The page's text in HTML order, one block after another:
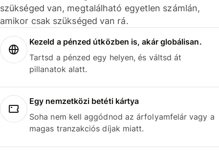
szükséged van, megtalálható egyetlen számlán,
amikor csak szükséged van rá.
Kezeld a pénzed útközben is, akár globálisan.
Tartsd a pénzed egy helyen, és váltsd át
pillanatok alatt.
Egy nemzetközi betéti kártya
Soha nem kell aggódnod az árfolyamfelár vagy a
magas tranzakciós díjak miatt.